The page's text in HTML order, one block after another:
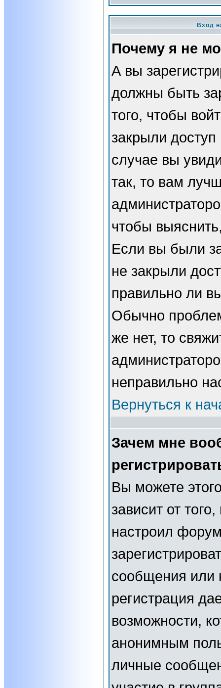
Вход
Почему я не
А вы
должны быть
того, чтобы
закрыли
случае вы
так, то вам
чтобы
Если вы были
не закрыли
правильно ли
Обычно
же нет, то
неправильно
Вернуться к
Зачем мне
Вы можете
зависит от
настроил
сообщения или
регистрация
возможности,
анонимным
личные